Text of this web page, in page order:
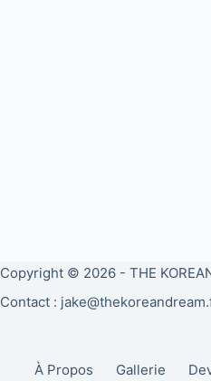
Copyright © 2026 - THE
Contact :
À Propos Gallerie